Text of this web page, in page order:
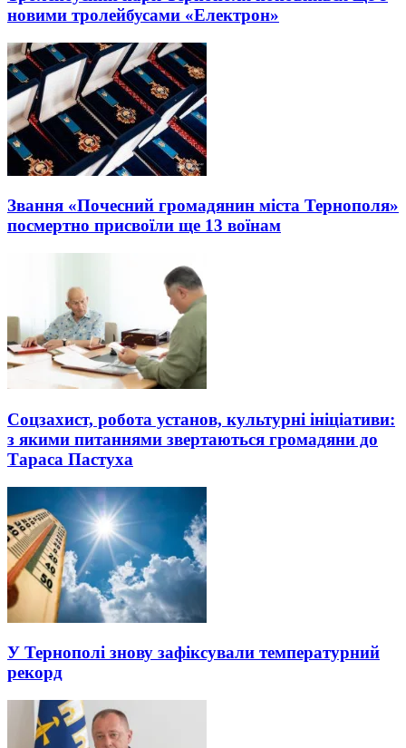
новими тролейбусами «Електрон»
Звання «Почесний громадянин міста Тернополя»
посмертно присвоїли ще 13 воїнам
Соцзахист, робота установ, культурні ініціативи:
з якими питаннями звертаються громадяни до
Тараса Пастуха
У Тернополі знову зафіксували температурний
рекорд